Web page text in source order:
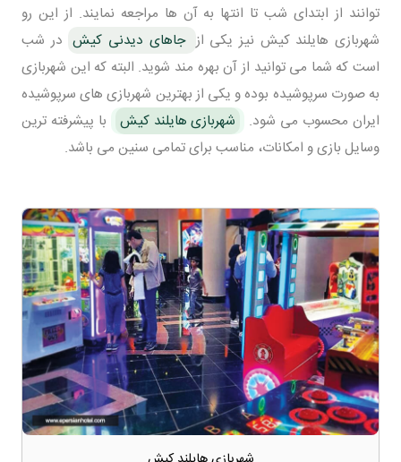
توانند از ابتدای شب تا انتها به آن ها مراجعه نمایند. از این رو
شهربازی هایلند کیش نیز یکی از جاهای دیدنی کیش در شب
است که شما می توانید از آن بهره مند شوید. البته که این شهربازی
به صورت سرپوشیده بوده و یکی از بهترین شهربازی های سرپوشیده
ایران محسوب می شود.
شهربازی هایلند کیش
با پیشرفته ترین
وسایل بازی و امکانات، مناسب برای تمامی سنین می باشد.